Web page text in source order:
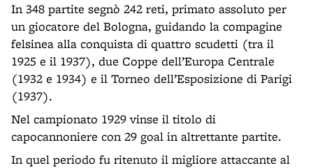
In 348 partite segnò 242 reti, primato assoluto per
un giocatore del Bologna, guidando la compagine
felsinea alla conquista di quattro scudetti (tra il
1925 e il 1937), due Coppe dell’Europa Centrale
(1932 e 1934) e il Torneo dell’Esposizione di Parigi
(1937).
Nel campionato 1929 vinse il titolo di
capocannoniere con 29 goal in altrettante partite.
In quel periodo fu ritenuto il migliore attaccante al